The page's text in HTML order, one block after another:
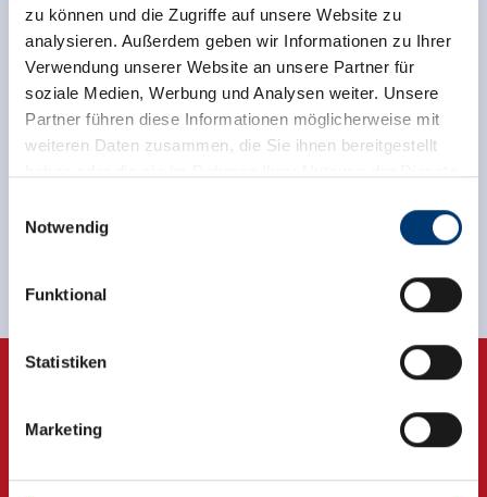
zu können und die Zugriffe auf unsere Website zu
analysieren. Außerdem geben wir Informationen zu Ihrer
Verwendung unserer Website an unsere Partner für
soziale Medien, Werbung und Analysen weiter. Unsere
Partner führen diese Informationen möglicherweise mit
weiteren Daten zusammen, die Sie ihnen bereitgestellt
Rohr 23// A-6280 Zell am Ziller
www.zillertalarena.com
Notwendig
Funktional
Statistiken
Marketing
back to overview
Sign up for the newsletter now!